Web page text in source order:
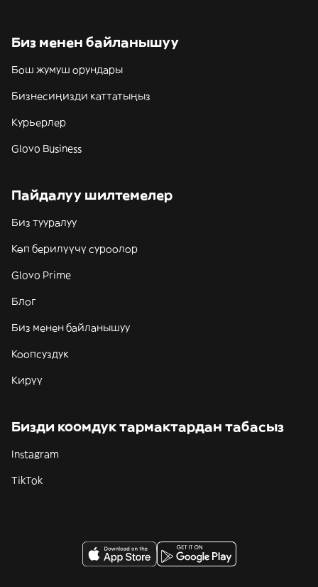
Биз менен байланышуу
Бош жумуш орундары
Бизнесиңизди каттатыңыз
Курьерлер
Glovo Business
Пайдалуу шилтемелер
Биз тууралуу
Көп берилүүчү суроолор
Glovo Prime
Блог
Биз менен байланышуу
Коопсуздук
Кирүү
Бизди коомдук тармактардан табасыз
Instagram
TikTok